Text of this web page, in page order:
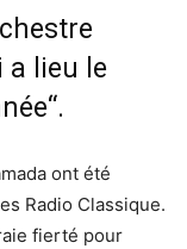
a lieu le
ont été
Radio Classique.
fierté pour